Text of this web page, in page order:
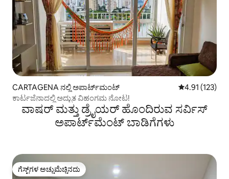
CARTAGENA ನಲ್ಲಿ ಅಪಾರ್ಟ್‌ಮಂಟ್ 5 ರಲ್ಲಿ 4.91
4.91 (123)
ಕಾರ್ಟಜೆನಾದಲ್ಲಿ ಅದ್ಭುತ ವಿಹಂಗಮ ನೋಟ!
ವಾಷರ್ ಮತ್ತು ಡ್ರೈಯರ್ ಹೊಂದಿರುವ ಸರ್ವಿಸ್
ಅಪಾರ್ಟ್‌ಮೆಂಟ್ ಬಾಡಿಗೆಗಳು
ಗೆಸ್ಟ್‌ಗಳ ಅಚ್ಚುಮೆಚ್ಚಿನದು
ಗೆಸ್ಟ್‌ಗಳ ಅಚ್ಚುಮೆಚ್ಚಿನದು